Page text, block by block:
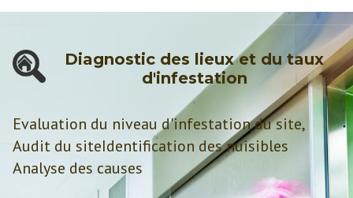
Diagnostic des lieux et du taux
d'infestation
Evaluation du niveau d'infestation du site,
Audit du siteIdentification des nuisibles
Analyse des causes